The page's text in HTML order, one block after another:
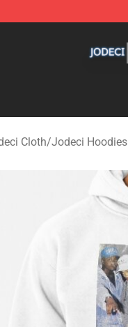
Cloth/Jodeci Hoodies